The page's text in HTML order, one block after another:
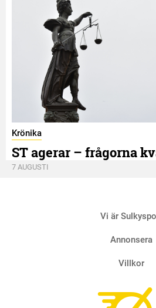
Krönika
ST agerar – frågorna
7 AUGUSTI
Vi är
Annonsera
Villkor